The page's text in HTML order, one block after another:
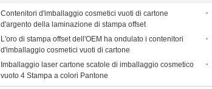
Contenitori d'imballaggio cosmetici vuoti di cartone
d'argento della laminazione di stampa offset
L'oro di stampa offset dell'OEM ha ondulato i contenitori
d'imballaggio cosmetici vuoti di cartone
Imballaggio laser cartone scatole di imballaggio cosmetico
vuoto 4 Stampa a colori Pantone